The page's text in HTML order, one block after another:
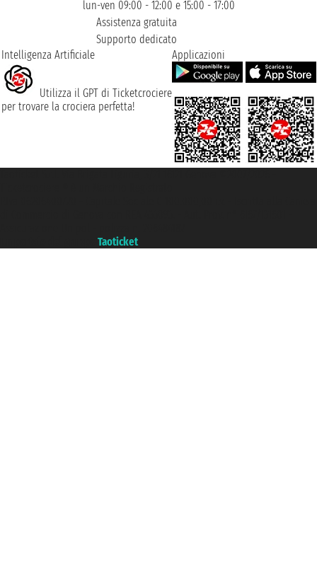
lun-ven 09:00 - 12:00 e 15:00 - 17:00
Assistenza gratuita
Supporto dedicato
Intelligenza Artificiale
Utilizza il GPT di Ticketcrociere
per trovare la crociera perfetta!
Applicazioni
Taoticket